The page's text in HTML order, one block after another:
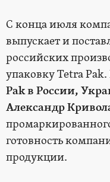
С конца июля
выпускает и
российских
упаковку Tetra
Pakв России,
Александр
готовность
продукции.